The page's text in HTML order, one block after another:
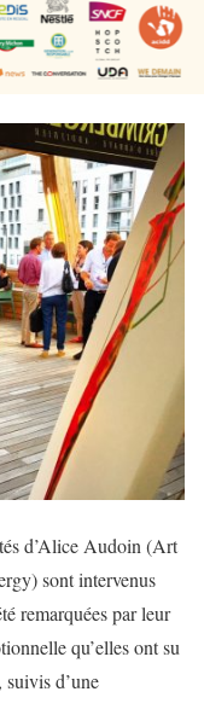
d’Alice Audoin (Art
sont intervenus
remarquées par leur
qu’elles ont su
d’une